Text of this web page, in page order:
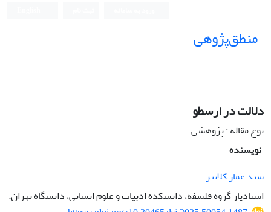
منطق‌پژوهی
دلالت در ارسطو
نوع مقاله : پژوهشی
نویسنده
سید عمار کلانتر
استادیار گروه فلسفه، دانشکده ادبیات و علوم انسانی، دانشگاه تهران.